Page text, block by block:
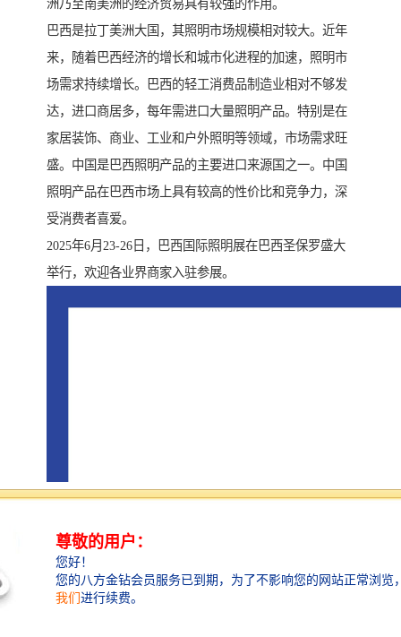
洲乃至南美洲的经济贸易具有较强的作用。
巴西是拉丁美洲大国，其照明市场规模相对较大。近年
来，随着巴西经济的增长和城市化进程的加速，照明市
场需求持续增长。巴西的轻工消费品制造业相对不够发
达，进口商居多，每年需进口大量照明产品。特别是在
家居装饰、商业、工业和户外照明等领域，市场需求旺
盛。中国是巴西照明产品的主要进口来源国之一。中国
照明产品在巴西市场上具有较高的性价比和竞争力，深
受消费者喜爱。
2025年6月23-26日，巴西国际照明展在巴西圣保罗盛大
举行，欢迎各业界商家入驻参展。